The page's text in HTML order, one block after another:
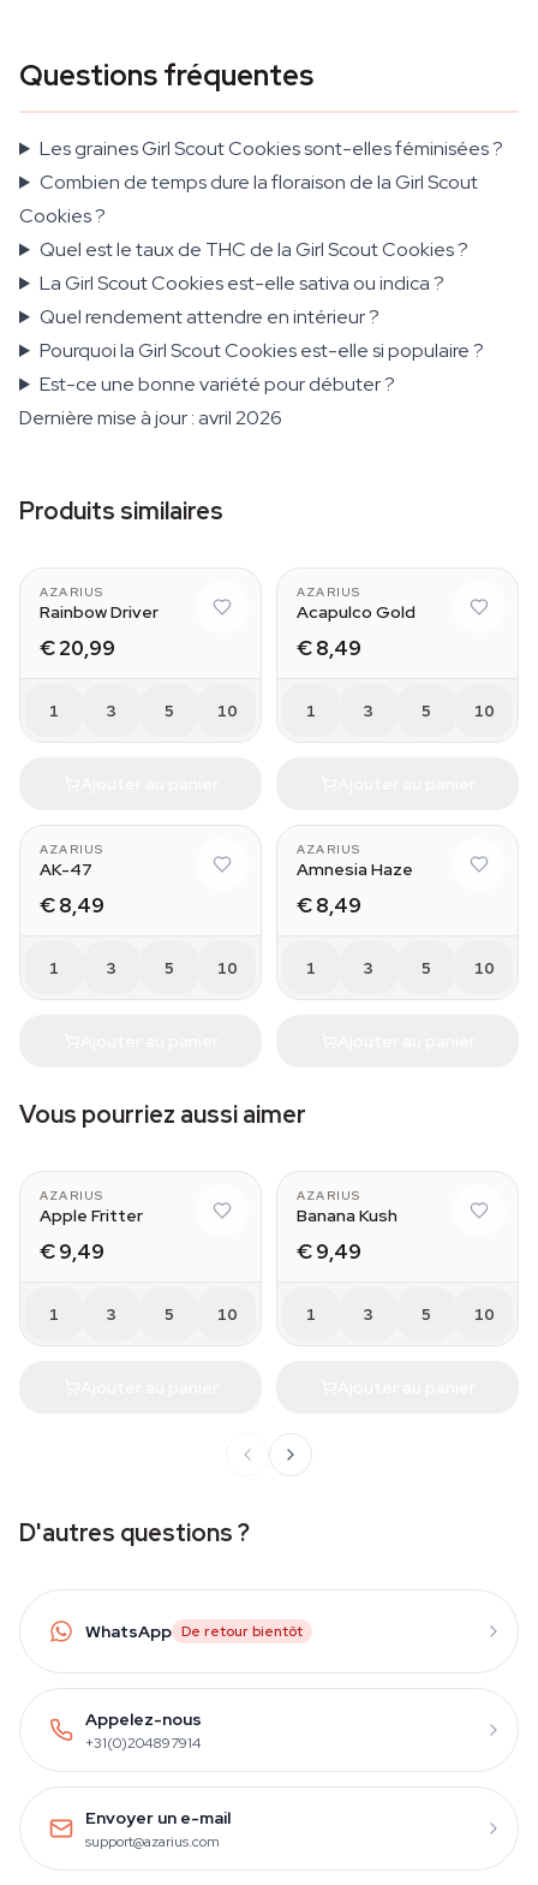
Questions fréquentes
Les graines Girl Scout Cookies sont-elles féminisées ?
Combien de temps dure la floraison de la Girl Scout
Cookies ?
Quel est le taux de THC de la Girl Scout Cookies ?
La Girl Scout Cookies est-elle sativa ou indica ?
Quel rendement attendre en intérieur ?
Pourquoi la Girl Scout Cookies est-elle si populaire ?
Est-ce une bonne variété pour débuter ?
Dernière mise à jour : avril 2026
Produits similaires
AZARIUS
Rainbow Driver
€ 20,99
1 3 5 10
AZARIUS
Acapulco Gold
€ 8,49
1 3 5 10
AZARIUS
AK-47
€ 8,49
1 3 5 10
AZARIUS
Amnesia Haze
€ 8,49
1 3 5 10
Vous pourriez aussi aimer
AZARIUS
Apple Fritter
€ 9,49
1 3 5 10
AZARIUS
Banana Kush
€ 9,49
1 3 5 10
D'autres questions ?
WhatsApp De retour bientôt
Appelez-nous
+31(0)204897914
Envoyer un e-mail
support@azarius.com